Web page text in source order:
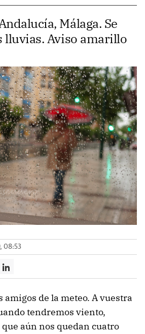
Málaga. Se
lluvias. Aviso amarillo
08:53
amigos de la meteo. A vuestra
tendremos viento,
aún nos quedan cuatro